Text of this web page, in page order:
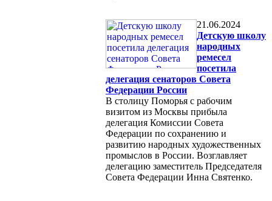
21.06.2024
Детскую школу
народных
ремесел
посетила
делегация сенаторов Совета
Федерации России
В столицу Поморья с рабочим
визитом из Москвы прибыла
делегация Комиссии Совета
Федерации по сохранению и
развитию народных художественных
промыслов в России. Возглавляет
делегацию заместитель Председателя
Совета Федерации Инна Святенко.